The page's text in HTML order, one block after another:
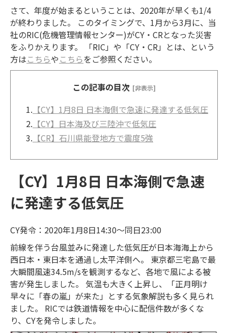
さて、年度が始まるということは、2020年が早くも1/4
が終わりました。 このタイミングで、1月から3月に、当
社のRIC(危機管理情報センター)がCY・CRとなった災害
をふりかえります。 「RIC」や「CY・CR」とは、という
方はこちらや こちらをご参照ください。
この記事の目次 [非表示]
1. 【CY】1月8日 日本海側で急速に発達する低気圧
2. 【CY】日本海及び三陸沖で低気圧
3. 【CR】石川県能登地方で震度5強
【CY】1月8日 日本海側で急速
に発達する低気圧
CY発令：2020年1月8日14:30～同日23:00
前線を伴う台風並みに発達した低気圧が日本海海上から
西日本・東日本を通過し太平洋側へ。 東京都三宅島で最
大瞬間風速34.5m/sを観測するなど、各地で風による被
害が発生しました。 気温も大きく上昇し、「正月明け
早々に「春の嵐」が来た」とする気象解説も多く見られ
ました。 RICでは鉄道情報を中心に配信件数が多くな
り、CYを発令しました。